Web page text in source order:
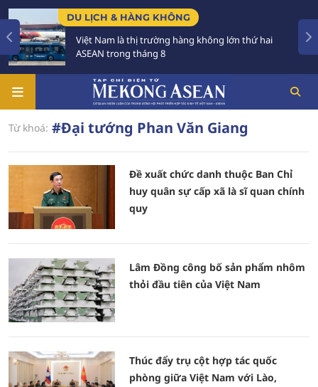
DU LỊCH & HÀNG KHÔNG
Việt Nam là thị trường hàng không lớn thứ hai
ASEAN trong tháng 8
Từ khoá: #Đại tướng Phan Văn Giang
Đề xuất chức danh thuộc Ban Chỉ
huy quân sự cấp xã là sĩ quan chính
quy
Lâm Đồng công bố sản phẩm nhôm
thỏi đầu tiên của Việt Nam
Thúc đẩy trụ cột hợp tác quốc
phòng giữa Việt Nam với Lào,